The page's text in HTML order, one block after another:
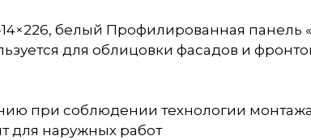
белый Профилированная панель
для облицовки фасадов и
при соблюдении технологии монтажа
для наружных работ